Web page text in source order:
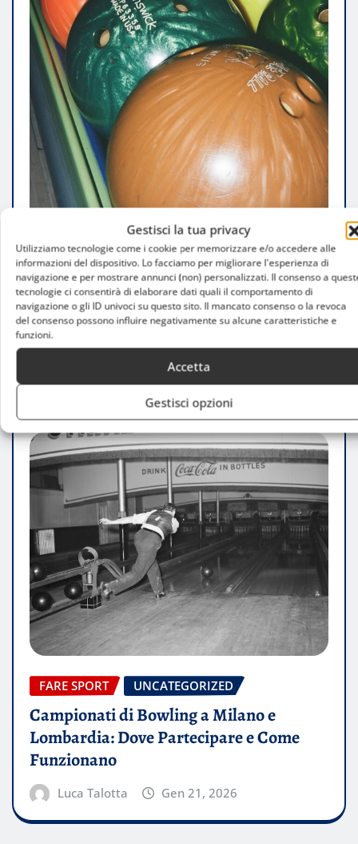
Gestisci la tua privacy
Utilizziamo tecnologie come i cookie per memorizzare e/o accedere alle
informazioni del dispositivo. Lo facciamo per migliorare l'esperienza di
navigazione e per mostrare annunci (non) personalizzati. Il consenso a
tecnologie ci consentirà di elaborare dati quali il comportamento di
navigazione o gli ID univoci su questo sito. Il mancato consenso o la revoca
del consenso possono influire negativamente su alcune caratteristiche e
funzioni.
Accetta
Gestisci opzioni
FARE SPORT UNCATEGORIZED
Bowling a Milano: Dove Giocare Fino a
Tardi e Divertirsi Con Gli Amici
Gen 22, 2026
FARE SPORT UNCATEGORIZED
Campionati di Bowling a Milano e
Lombardia: Dove Partecipare e Come
Funzionano
Luca Talotta Gen 21, 2026